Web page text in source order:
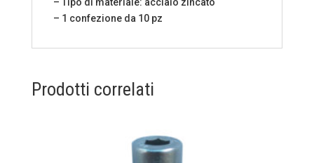
Inclusa)
quantità– 1 confezione da 10 pz
Prodotti correlati